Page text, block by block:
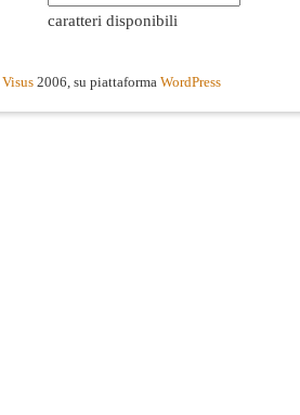
caratteri disponibili
Visus 2006, su piattaforma WordPress